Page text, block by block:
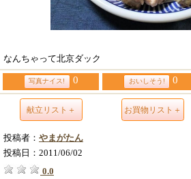
なんちゃって北京ダック
写真ナイス! 0 おいしそう! 0
献立リスト＋ お買物リスト＋
投稿者： やまがたん
投稿日： 2011/06/02
0.0